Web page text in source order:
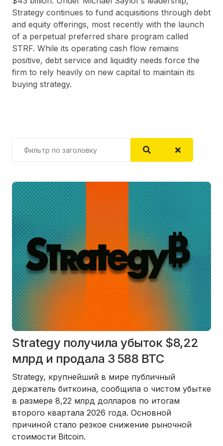
Strategy continues to fund acquisitions through debt
and equity offerings, most recently with the launch
of a perpetual preferred share program called
STRF. While its operating cash flow remains
positive, debt service and liquidity needs force the
firm to rely heavily on new capital to maintain its
buying strategy.
Strategy получила убыток $8,22
млрд и продала 3 588 BTC
Strategy, крупнейший в мире публичный
держатель биткоина, сообщила о чистом убытке
в размере 8,22 млрд долларов по итогам
второго квартала 2026 года. Основной
причиной стало резкое снижение рыночной
стоимости Bitcoin.